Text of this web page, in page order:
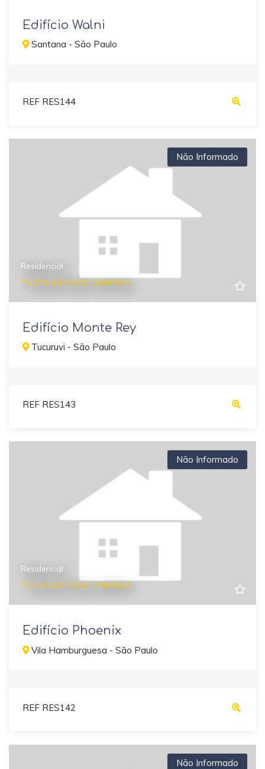
Edifício Walni
Santana - São Paulo
REF RES144
Não Informado
Residencial
* CONSULTE PARA COMPRAR
Edifício Monte Rey
Tucuruvi - São Paulo
REF RES143
Não Informado
Residencial
* CONSULTE PARA COMPRAR
Edifício Phoenix
Vila Hamburguesa - São Paulo
REF RES142
Não Informado